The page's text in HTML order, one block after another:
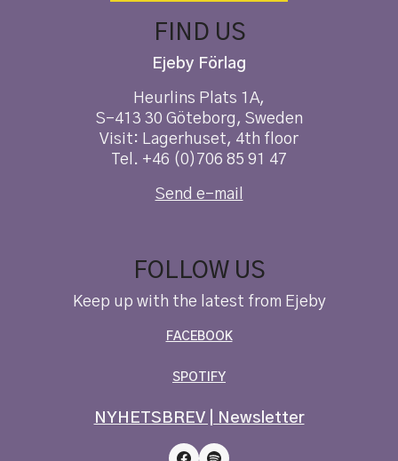
FIND US
Ejeby Förlag
Heurlins Plats 1A,
S-413 30 Göteborg, Sweden
Visit: Lagerhuset, 4th floor
Tel. +46 (0)706 85 91 47
Send e-mail
FOLLOW US
Keep up with the latest from Ejeby
FACEBOOK
SPOTIFY
NYHETSBREV | Newsletter